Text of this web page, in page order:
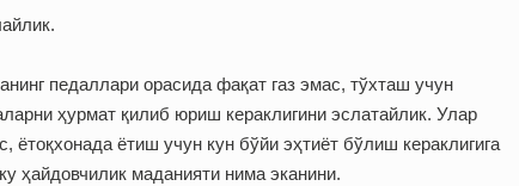
педаллари орасида фақат газ эмас, тўхташ учун
ҳурмат қилиб юриш кераклигини эслатайлик. Улар
ётоқхонада ётиш учун кун бўйи эҳтиёт бўлиш кераклигига
ҳайдовчилик маданияти нима эканини.